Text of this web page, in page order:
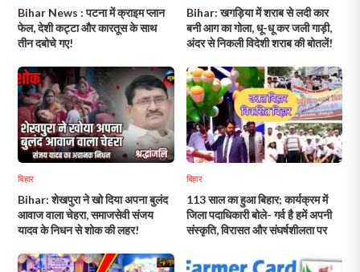
Bihar News : पटना में क्राइम प्लान
फेल, देशी कट्टा और कारतूस के साथ
तीन दबोचे गए!
Bihar: खगड़िया में शराब से लदी कार
बनी आग का गोला, धू-धू कर जली गाड़ी,
अंदर से निकली विदेशी शराब की बोतलें!
बिहार
Bihar: शेखपुरा ने खो दिया अपना बुलंद
आवाज वाला चेहरा, समाजसेवी संजय
यादव के निधन से शोक की लहर!
बिहार
113 साल का हुआ बिहार; कार्यक्रम में
जिला पदाधिकारी बोले- गर्व है हमें अपनी
संस्कृति, विरासत और संघर्षशीलता पर